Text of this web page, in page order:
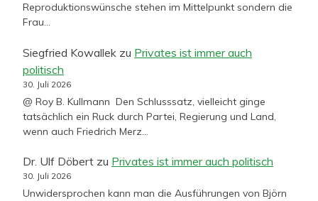
Reproduktionswünsche stehen im Mittelpunkt sondern die
Frau…
Siegfried Kowallek zu Privates ist immer auch
politisch
30. Juli 2026
@ Roy B. Kullmann Den Schlusssatz, vielleicht ginge
tatsächlich ein Ruck durch Partei, Regierung und Land,
wenn auch Friedrich Merz…
Dr. Ulf Döbert zu Privates ist immer auch politisch
30. Juli 2026
Unwidersprochen kann man die Ausführungen von Björn